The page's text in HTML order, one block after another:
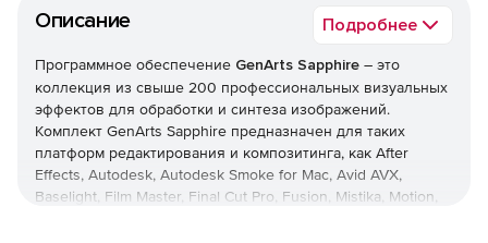
Описание Подробнее
Программное обеспечение GenArts Sapphire – это
коллекция из свыше 200 профессиональных визуальных
эффектов для обработки и синтеза изображений.
Комплект GenArts Sapphire предназначен для таких
платформ редактирования и композитинга, как After
Effects, Autodesk, Autodesk Smoke for Mac, Avid AVX,
Baselight, Film Master, Final Cut Pro, Fusion, Mistika, Motion,